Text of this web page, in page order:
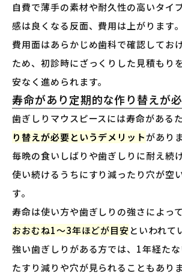
自費で薄手の素材や耐久性の高いタイ
感は良くなる反面、費用は上がります。
費用面はあらかじめ歯科で確認してお
ため、初診時にざっくりした見積もり
安なく進められます。
寿命があり定期的な作り替えが
歯ぎしりマウスピースには寿命があるた
り替えが必要というデメリットがあり
毎晩の食いしばりや歯ぎしりに耐え続
使い続けるうちにすり減ったり穴が空
す。
寿命は使い方や歯ぎしりの強さによっ
おおむね1〜3年ほどが目安といわれて
強い歯ぎしりがある方では、1年経た
たすり減りや穴が見られることもありま